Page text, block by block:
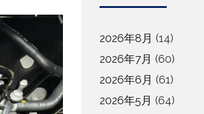
2026年8月 (14)
2026年7月 (60)
2026年6月 (61)
2026年5月 (64)